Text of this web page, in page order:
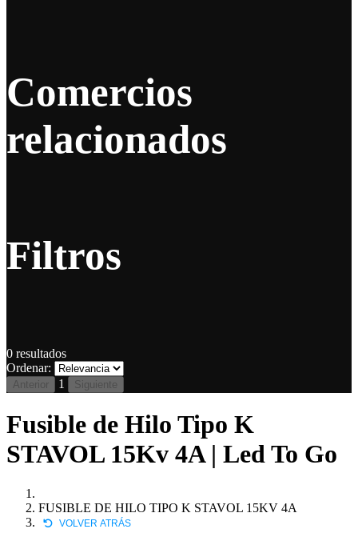
Comercios
relacionados
Filtros
0 resultados
Ordenar:
Anterior 1 Siguiente
Fusible de Hilo Tipo K
STAVOL 15Kv 4A | Led To Go
FUSIBLE DE HILO TIPO K STAVOL 15KV 4A
VOLVER ATRÁS